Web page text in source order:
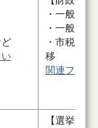
・一般会
・一般会
・市税負
関連ファイ
【選挙・行